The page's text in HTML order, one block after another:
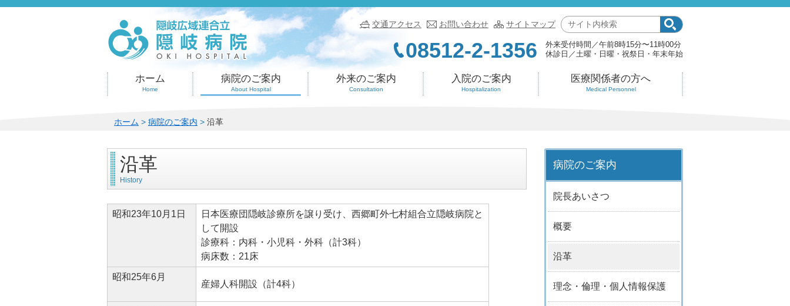
このページの本文へ
交通アクセス お問い合わせ サイトマップ
サ
検
索:
08512-2-1356 外来受付時間
午前8時15分〜11時00分
休診日
土曜・日曜・祝祭日・年末年始
ホーム
Home
病院のご案内
About Hospital
外来のご案内
Consultation
入院のご案内
Hospitalization
医療関係者の方へ
Medical Personnel
こ
ペ
ー
ジ
の
置:
ホーム > 病院のご案内 > 沿革
沿革
History
昭和23年10月1日
日本医療団隠岐診療所を譲り受け、西郷町外七村組合立隠岐病院と
して開設
診療科：内科・小児科・外科（計3科）
病床数：21床
昭和25年6月
産婦人科開設（計4科）
病院のご案内
院長あいさつ
概要
沿革
理念・倫理・個人情報保護